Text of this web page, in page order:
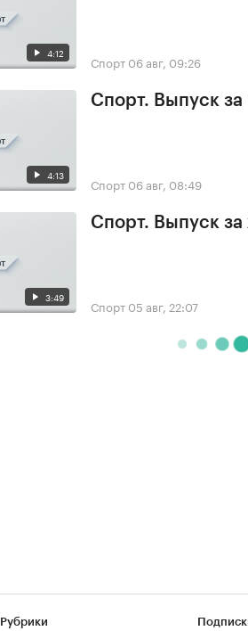
4:12 Спорт 06 авг, 09:26
4:13
Спорт. Выпуск
Спорт 06 авг, 08:49
3:49
Спорт. Выпуск
Спорт 05 авг, 22:07
Рубрики